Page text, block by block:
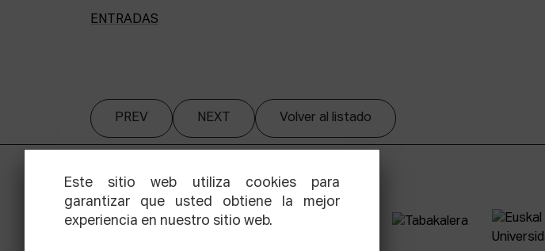
ENTRADAS
PREV NEXT Volver al listado
Este sitio web utiliza cookies para
garantizar que usted obtiene la mejor
experiencia en nuestro sitio web.